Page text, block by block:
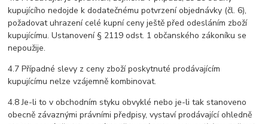
kupujícího nedojde k dodatečnému potvrzení objednávky (čl. 6),
požadovat uhrazení celé kupní ceny ještě před odesláním zboží
kupujícímu. Ustanovení § 2119 odst. 1 občanského zákoníku se
nepoužije.
4.7 Případné slevy z ceny zboží poskytnuté prodávajícím
kupujícímu nelze vzájemně kombinovat.
4.8 Je-li to v obchodním styku obvyklé nebo je-li tak stanoveno
obecně závaznými právními předpisy, vystaví prodávající ohledně